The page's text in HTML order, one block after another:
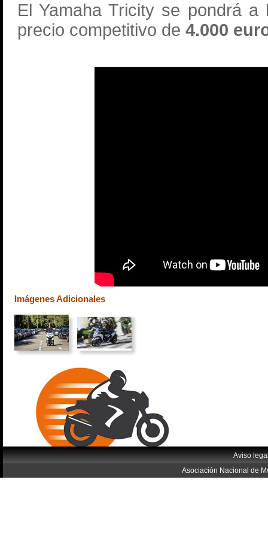
El Yamaha Tricity se pondrá
precio competitivo de 4.000
Imágenes Adicionales
Aviso
Asociación Nacional de